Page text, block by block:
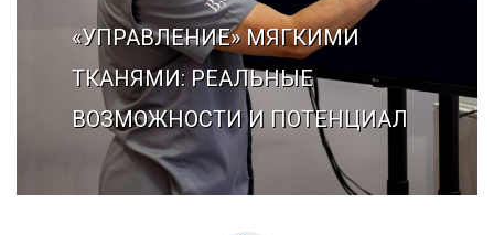
«УПРАВЛЕНИЕ» МЯГКИМИ
ТКАНЯМИ: РЕАЛЬНЫЕ
ВОЗМОЖНОСТИ И ПОТЕНЦИАЛ